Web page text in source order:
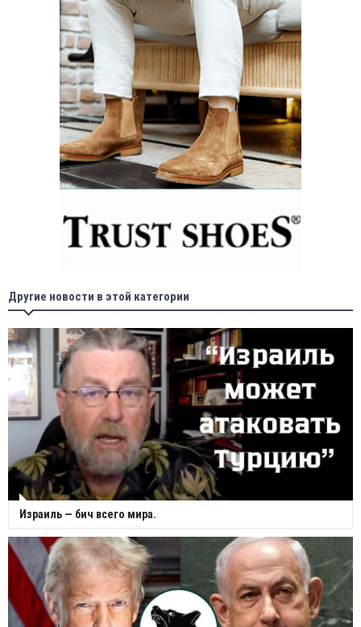
Другие новости в этой категории
Израиль — бич всего мира.